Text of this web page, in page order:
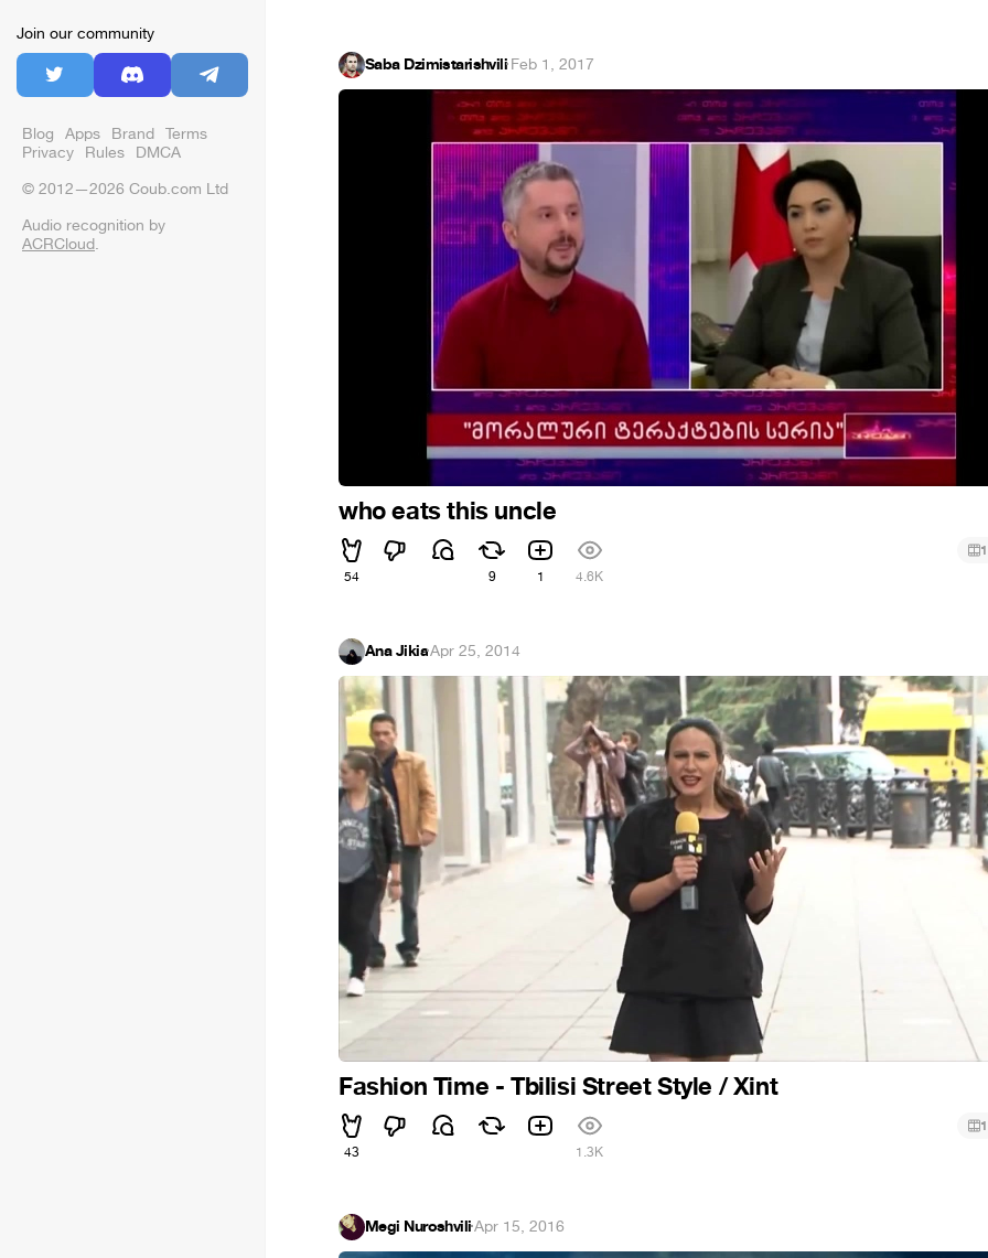
Join our community
Blog Apps Brand Terms
Privacy Rules DMCA
© 2012—2026 Coub.com Ltd
Audio recognition by
ACRCloud.
Saba Dzimistarishvili·Feb 1, 2017
who eats this uncle
54 9 1 4.6K
1
Ana Jikia·Apr 25, 2014
Fashion Time - Tbilisi Street Style / Xint
43 1.3K
1
Megi Nuroshvili·Apr 15, 2016